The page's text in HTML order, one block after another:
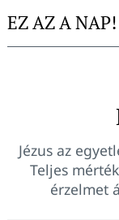
toEZ AZ A
Jézus az
Teljes
érzelmet